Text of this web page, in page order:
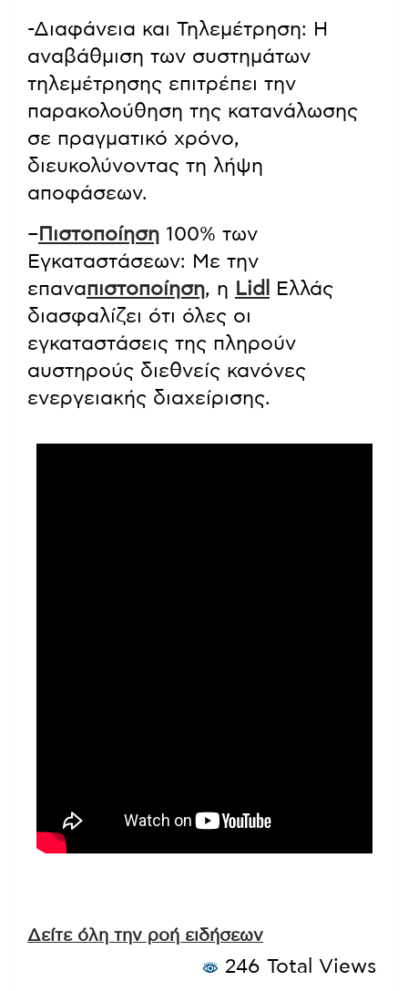
-Διαφάνεια και Τηλεμέτρηση: Η
αναβάθμιση των συστημάτων
τηλεμέτρησης επιτρέπει την
παρακολούθηση της κατανάλωσης
σε πραγματικό χρόνο,
διευκολύνοντας τη λήψη
αποφάσεων.
– Πιστοποίηση 100% των
Εγκαταστάσεων: Με την
επαναπιστοποίηση, η Lidl
Ελλάς
διασφαλίζει ότι όλες οι
εγκαταστάσεις της πληρούν
αυστηρούς διεθνείς κανόνες
ενεργειακής διαχείρισης.
Δείτε όλη την ροή ειδήσεων
246 Total Views